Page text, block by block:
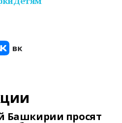
Башкирии просят